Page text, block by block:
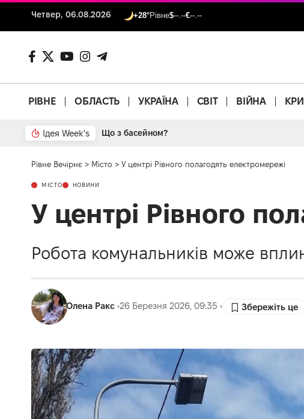
Четвер, 06.08.2026 +28°Рівне$--.--€--.--
РІВНЕ ОБЛАСТЬ УКРАЇНА СВІТ ВІЙНА
Ідея Week's Від паркану до картонки
Рівне Вечірнє > Місто > У центрі Рівного полагодять електромережі
МІСТО НОВИНИ
У центрі Рівного
Робота комунальників може
Олена Ракс 26 Березня 2026, 09:35